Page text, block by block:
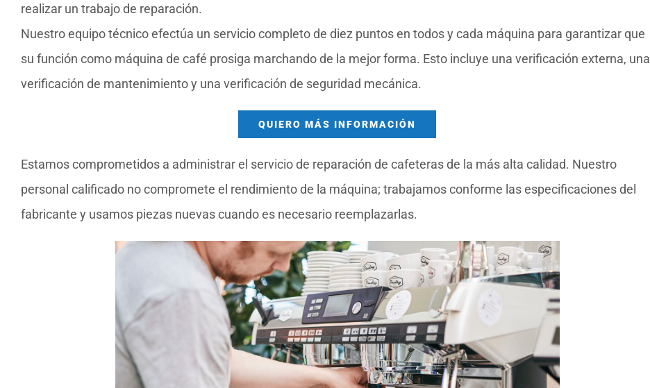
realizar un trabajo de reparación.
Nuestro equipo técnico efectúa un servicio completo de diez puntos en todos y cada máquina para garantizar que
su función como máquina de café prosiga marchando de la mejor forma. Esto incluye una verificación externa, una
verificación de mantenimiento y una verificación de seguridad mecánica.
QUIERO MÁS INFORMACIÓN
Estamos comprometidos a administrar el servicio de reparación de cafeteras de la más alta calidad. Nuestro
personal calificado no compromete el rendimiento de la máquina; trabajamos conforme las especificaciones del
fabricante y usamos piezas nuevas cuando es necesario reemplazarlas.